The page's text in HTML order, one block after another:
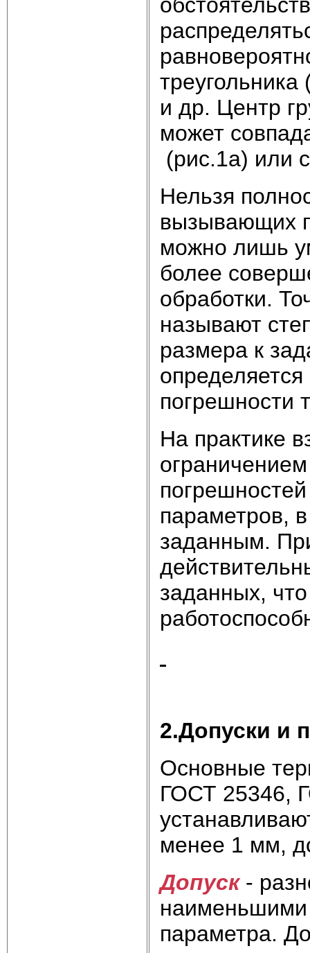
и др. Центр
может
(рис.1а) или
Нельзя
вызывающих
можно лишь
более
обработки.
называют
размера к
погрешности
На практике
параметров,
заданным.
заданных,
2.Допуски и
Основные
ГОСТ 25346,
менее 1 мм,
Допуск-
наименьшими
параметра.